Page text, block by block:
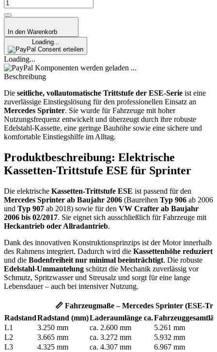
In den Warenkorb
Loading...
Consent erteilen
Loading...
Komponenten werden geladen ...
Beschreibung
Die seitliche, vollautomatische Trittstufe der ESE-Serie ist eine
zuverlässige Einstiegslösung für den professionellen Einsatz an
Mercedes Sprinter. Sie wurde für Fahrzeuge mit hoher
Nutzungsfrequenz entwickelt und überzeugt durch ihre robuste
Edelstahl-Kassette, eine geringe Bauhöhe sowie eine sichere und
komfortable Einstiegshilfe im Alltag.
Produktbeschreibung: Elektrische
Kassetten-Trittstufe ESE für Sprinter
Die elektrische Kassetten-Trittstufe ESE ist passend für den
Mercedes Sprinter ab Baujahr 2006 (Baureihen Typ 906 ab 2006
und Typ 907 ab 2018) sowie für den VW Crafter ab Baujahr
2006 bis 02/2017. Sie eignet sich ausschließlich für Fahrzeuge mit
Heckantrieb oder Allradantrieb.
Dank des innovativen Konstruktionsprinzips ist der Motor innerhalb
des Rahmens integriert. Dadurch wird die Kassettenhöhe reduziert
und die Bodenfreiheit nur minimal beeinträchtigt. Die robuste
Edelstahl-Ummantelung schützt die Mechanik zuverlässig vor
Schmutz, Spritzwasser und Streusalz und sorgt für eine lange
Lebensdauer – auch bei intensiver Nutzung.
📏 Fahrzeugmaße – Mercedes Sprinter (ESE-
RadstandRadstand (mm)Laderaumlänge ca.
L1
3.250 mm ca. 2.600 mm
5.261 mm
L2
3.665 mm ca. 3.272 mm
5.932 mm
L3
4.325 mm ca. 4.307 mm
6.967 mm